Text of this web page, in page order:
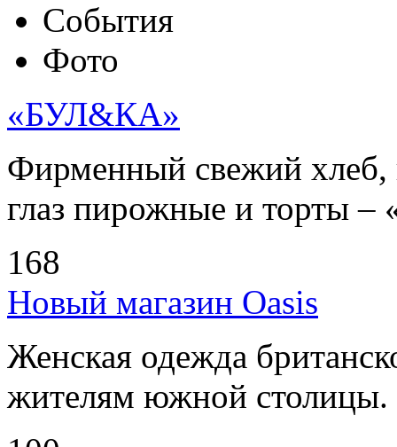
События
Фото
«БУЛ&КА»
Фирменный свежий хлеб,
глаз пирожные и торты
168
Новый магазин Oasis
Женская одежда
жителям южной столицы.